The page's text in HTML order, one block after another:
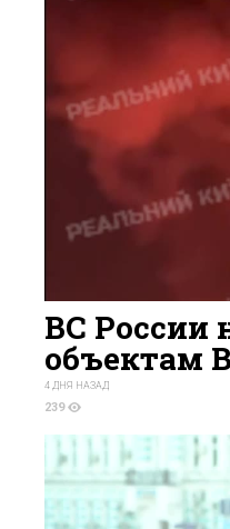
ВС России
объектам
4 ДНЯ НАЗАД
239